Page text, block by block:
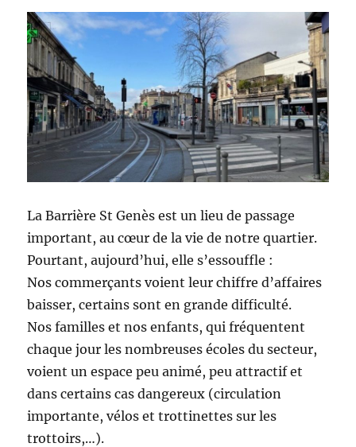
La Barrière St Genès est un lieu de passage
important, au cœur de la vie de notre quartier.
Pourtant, aujourd’hui, elle s’essouffle :
Nos commerçants voient leur chiffre d’affaires
baisser, certains sont en grande difficulté.
Nos familles et nos enfants, qui fréquentent
chaque jour les nombreuses écoles du secteur,
voient un espace peu animé, peu attractif et
dans certains cas dangereux (circulation
importante, vélos et trottinettes sur les
trottoirs,…).